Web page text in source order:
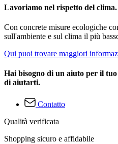
Lavoriamo nel rispetto del clima.
Con concrete misure ecologiche
sull'ambiente e sul clima il più
Qui puoi trovare maggiori
Hai bisogno di un aiuto per il
di aiutarti.
Contatto
Qualità verificata
Shopping sicuro e affidabile